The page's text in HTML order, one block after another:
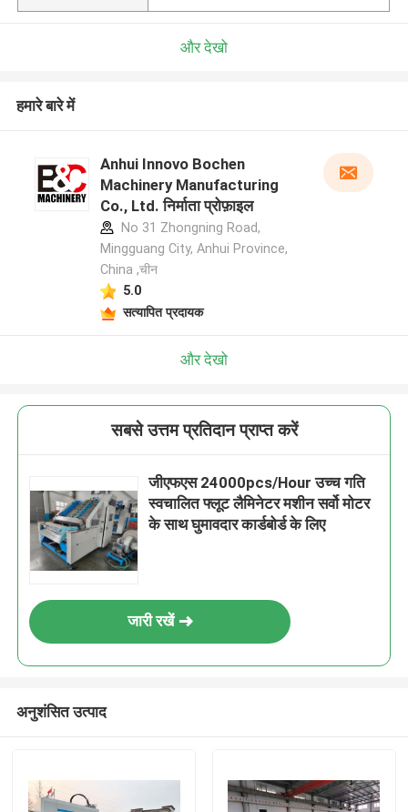
और देखो
हमारे बारे में
Anhui Innovo Bochen
Machinery Manufacturing
Co., Ltd. निर्माता प्रोफ़ाइल
No 31 Zhongning Road,
Mingguang City, Anhui Province,
China ,चीन
5.0
सत्यापित प्रदायक
और देखो
सबसे उत्तम प्रतिदान प्राप्त करें
जीएफएस 24000pcs/Hour उच्च गति
स्वचालित फ्लूट लैमिनेटर मशीन सर्वो मोटर
के साथ घुमावदार कार्डबोर्ड के लिए
जारी रखें
अनुशंसित उत्पाद